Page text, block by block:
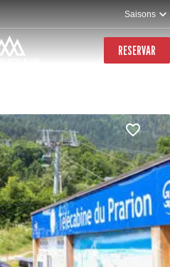
Saisons
RESERVAR